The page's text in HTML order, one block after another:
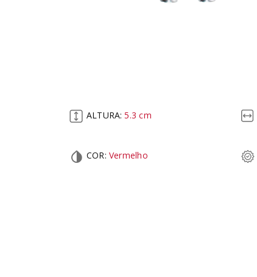
ALTURA: 5.3 cm
COR: Vermelho